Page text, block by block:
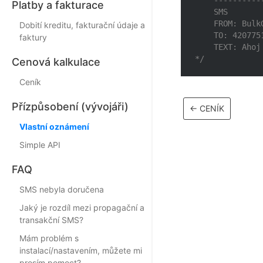
Platby a fakturace
Dobití kreditu, fakturační údaje a
faktury
Cenová kalkulace
Ceník
Přízpůsobení (vývojáři)
Vlastní oznámení
Simple API
FAQ
SMS nebyla doručena
Jaký je rozdíl mezi propagační a
transakční SMS?
Mám problém s
instalací/nastavením, můžete mi
    SMS
FROM:
TO:
TEXT: Ahoj
*/
← CENÍK